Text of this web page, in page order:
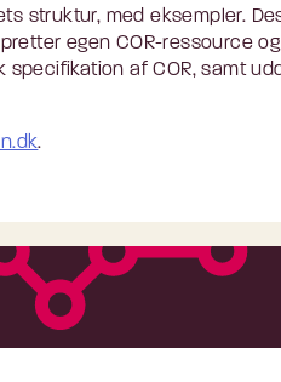
struktur, med eksempler.
egen COR-ressource
specifikation af COR, samt
.